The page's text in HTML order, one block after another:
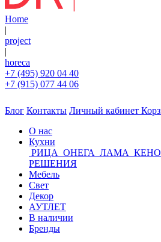
Home
|
project
|
horeca
+7 (495) 920 04 40
+7 (915) 077 44 06
Блог Контакты Личный кабинет
О нас
Кухни
РИЦА ОНЕГА ЛАМА КЕНО
РЕШЕНИЯ
Мебель
Свет
Декор
АУТЛЕТ
В наличии
Бренды